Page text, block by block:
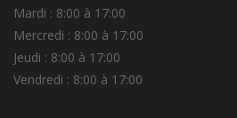
Mardi : 8:00 à 17:00
Mercredi : 8:00 à 17:00
Jeudi : 8:00 à 17:00
Vendredi : 8:00 à 17:00